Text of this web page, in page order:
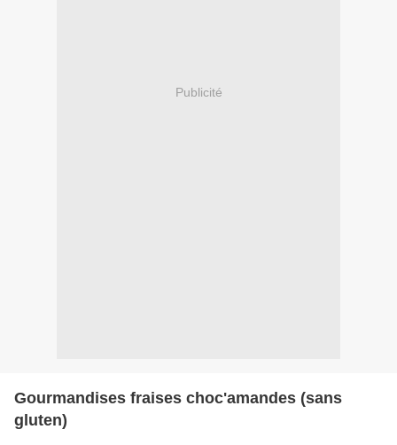
Publicité
Gourmandises fraises choc'amandes (sans
gluten)